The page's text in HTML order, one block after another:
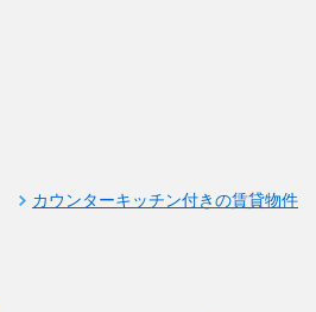
カウンターキッチン付きの賃貸物件